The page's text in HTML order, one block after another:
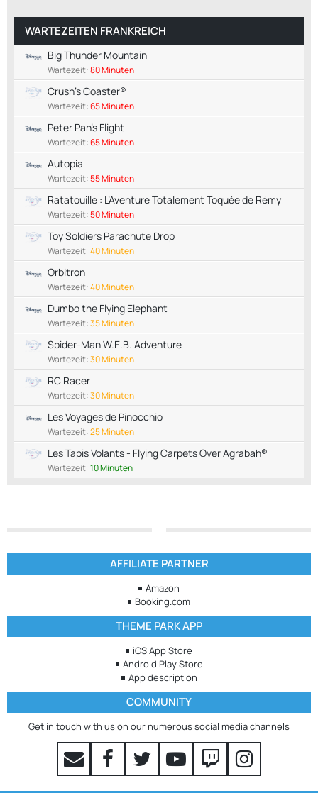
WARTEZEITEN FRANKREICH
Big Thunder Mountain
Wartezeit:80 Minuten
Crush's Coaster®
Wartezeit:65 Minuten
Peter Pan's Flight
Wartezeit:65 Minuten
Autopia
Wartezeit:55 Minuten
Ratatouille : L’Aventure Totalement Toquée de Rémy
Wartezeit:50 Minuten
Toy Soldiers Parachute Drop
Wartezeit:40 Minuten
Orbitron
Wartezeit:40 Minuten
Dumbo the Flying Elephant
Wartezeit:35 Minuten
Spider-Man W.E.B. Adventure
Wartezeit:30 Minuten
RC Racer
Wartezeit:30 Minuten
Les Voyages de Pinocchio
Wartezeit:25 Minuten
Les Tapis Volants - Flying Carpets Over Agrabah®
Wartezeit:10 Minuten
AFFILIATE PARTNER
Amazon
Booking.com
THEME PARK APP
iOS App Store
Android Play Store
App description
COMMUNITY
Get in touch with us on our numerous social media channels